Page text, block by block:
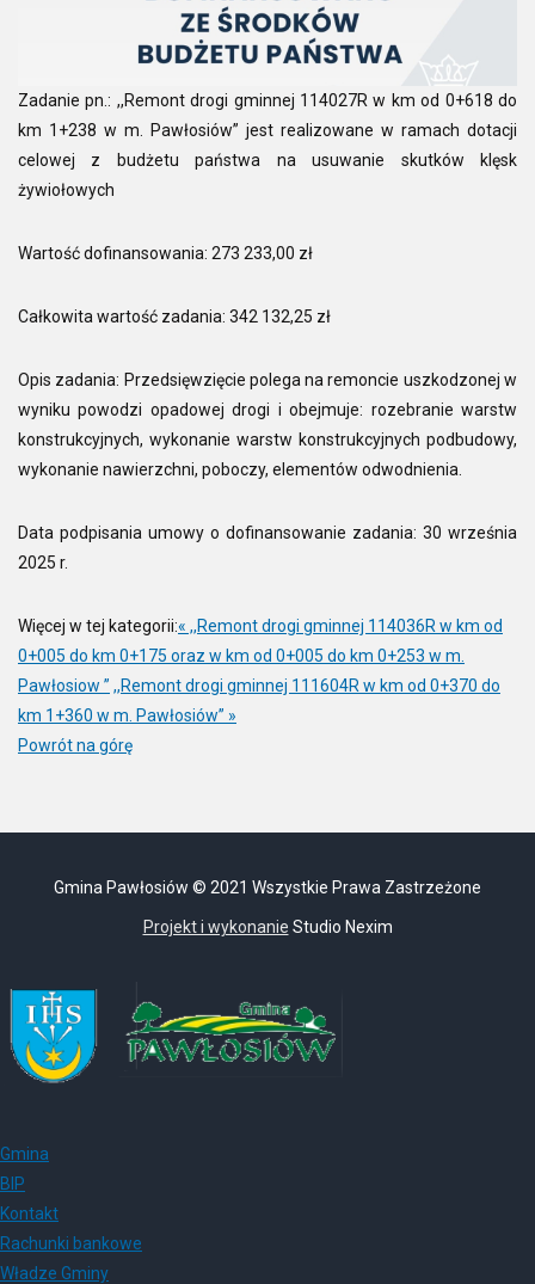
Zadanie pn.: ,,Remont drogi gminnej 114027R w km od 0+618 do
km 1+238 w m. Pawłosiów” jest realizowane w ramach dotacji
celowej z budżetu państwa na usuwanie skutków klęsk
żywiołowych
Wartość dofinansowania: 273 233,00 zł
Całkowita wartość zadania: 342 132,25 zł
Opis zadania: Przedsięwzięcie polega na remoncie uszkodzonej w
wyniku powodzi opadowej drogi i obejmuje: rozebranie warstw
konstrukcyjnych, wykonanie warstw konstrukcyjnych podbudowy,
wykonanie nawierzchni, poboczy, elementów odwodnienia.
Data podpisania umowy o dofinansowanie zadania: 30 września
2025 r.
Więcej w tej kategorii:« ,,Remont drogi gminnej 114036R w km od
0+005 do km 0+175 oraz w km od 0+005 do km 0+253 w m.
Pawłosiow ” ,,Remont drogi gminnej 111604R w km od 0+370 do
km 1+360 w m. Pawłosiów” »
Powrót na górę
Gmina Pawłosiów © 2021 Wszystkie Prawa Zastrzeżone
Projekt i wykonanie Studio Nexim
Gmina
BIP
Kontakt
Rachunki bankowe
Władze Gminy